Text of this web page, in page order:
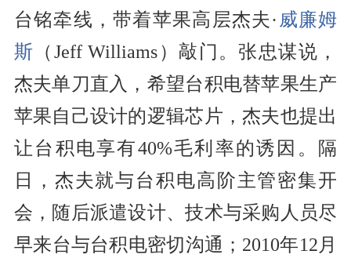
台铭牵线，带着苹果高层杰夫· 威廉姆
斯 （Jeff Williams）敲门。张忠谋说，
杰夫单刀直入，希望台积电替苹果生产
苹果自己设计的逻辑芯片，杰夫也提出
让台积电享有40%毛利率的诱因。隔
日，杰夫就与台积电高阶主管密集开
会，随后派遣设计、技术与采购人员尽
早来台与台积电密切沟通；2010年12月